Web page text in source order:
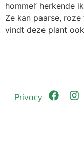
hommel’ herkende
Ze kan paarse,
vindt deze plant
Privacy